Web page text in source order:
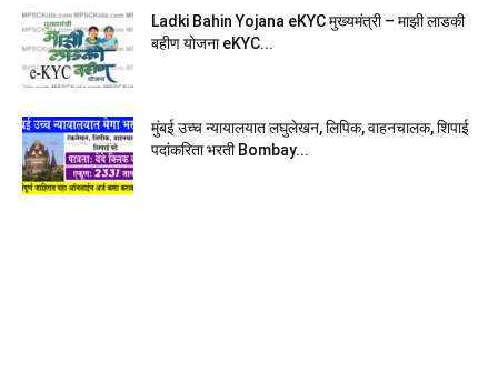
Ladki Bahin Yojana eKYC मुख्यमंत्री – माझी लाडकी
बहीण योजना eKYC...
मुंबई उच्च न्यायालयात लघुलेखन, लिपिक, वाहनचालक, शिपाई
पदांकरिता भरती Bombay...